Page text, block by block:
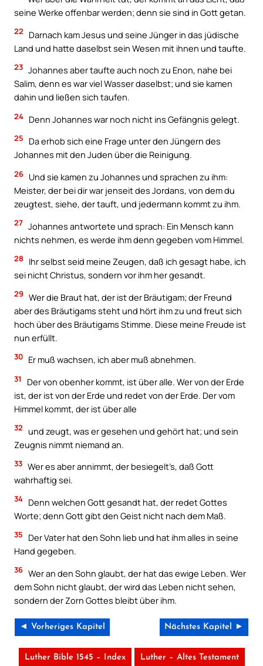
seine Werke offenbar werden; denn sie sind in Gott getan.
22
Darnach kam Jesus und seine Jünger in das jüdische
Land und hatte daselbst sein Wesen mit ihnen und taufte.
23 Johannes aber taufte auch noch zu Enon, nahe bei
Salim, denn es war viel Wasser daselbst; und sie kamen
dahin und ließen sich taufen.
24 Denn Johannes war noch nicht ins Gefängnis gelegt.
25
Da erhob sich eine Frage unter den Jüngern des
Johannes mit den Juden über die Reinigung.
26 Und sie kamen zu Johannes und sprachen zu ihm:
Meister, der bei dir war jenseit des Jordans, von dem du
zeugtest, siehe, der tauft, und jedermann kommt zu ihm.
27 Johannes antwortete und sprach: Ein Mensch kann
nichts nehmen, es werde ihm denn gegeben vom Himmel.
28
Ihr selbst seid meine Zeugen, daß ich gesagt habe, ich
sei nicht Christus, sondern vor ihm her gesandt.
29 Wer die Braut hat, der ist der Bräutigam; der Freund
aber des Bräutigams steht und hört ihm zu und freut sich
hoch über des Bräutigams Stimme. Diese meine Freude ist
nun erfüllt.
30 Er muß wachsen, ich aber muß abnehmen.
31
Der von obenher kommt, ist über alle. Wer von der Erde
ist, der ist von der Erde und redet von der Erde. Der vom
Himmel kommt, der ist über alle
32 und zeugt, was er gesehen und gehört hat; und sein
Zeugnis nimmt niemand an.
33 Wer es aber annimmt, der besiegelt’s, daß Gott
wahrhaftig sei.
34 Denn welchen Gott gesandt hat, der redet Gottes
Worte; denn Gott gibt den Geist nicht nach dem Maß.
35
Der Vater hat den Sohn lieb und hat ihm alles in seine
Hand gegeben.
36 Wer an den Sohn glaubt, der hat das ewige Leben. Wer
dem Sohn nicht glaubt, der wird das Leben nicht sehen,
sondern der Zorn Gottes bleibt über ihm.
◄ Vorheriges Kapitel Nächstes Kapitel ►
Luther Bible 1545 – Index Luther – Altes Testament